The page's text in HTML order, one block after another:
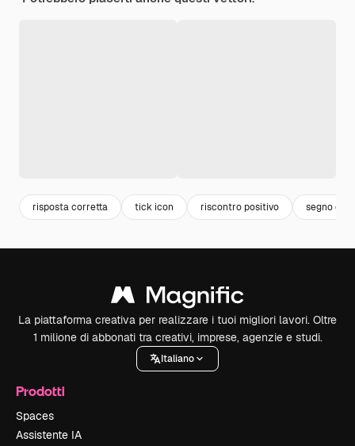
risposta corretta tick icon riscontro positivo segno di
La piattaforma creativa per realizzare i tuoi migliori lavori. Oltre
1 milione di abbonati tra creativi, imprese, agenzie e studi.
Italiano
Prodotti
Spaces
Assistente IA